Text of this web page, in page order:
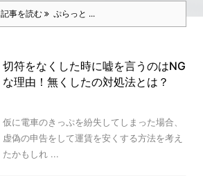
記事を読む ぷらっと ...
切符をなくした時に嘘を言うのはNG
な理由！無くしたの対処法とは？
仮に電車のきっぷを紛失してしまった場合、
虚偽の申告をして運賃を安くする方法を考え
たかもしれ ...